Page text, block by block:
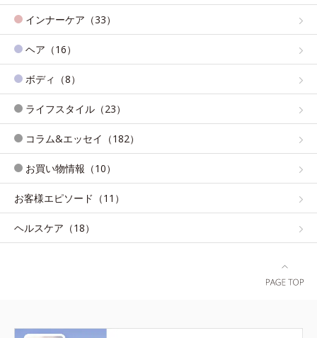
インナーケア（33）
ヘア（16）
ボディ（8）
ライフスタイル（23）
コラム&エッセイ（182）
お買い物情報（10）
お客様エピソード（11）
ヘルスケア（18）